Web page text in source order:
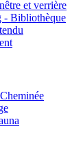
et verrière
- Bibliothèque